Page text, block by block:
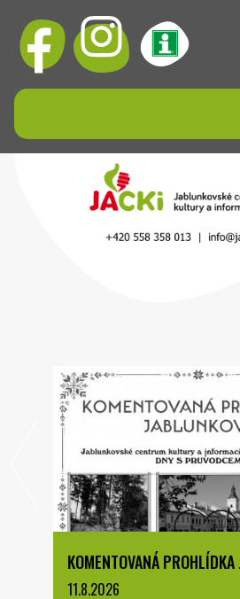
KOMENTOVANÁ
11.8.2026